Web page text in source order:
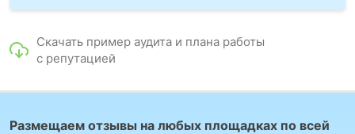
Скачать пример аудита и плана работы
с репутацией
Размещаем отзывы на любых площадках по всей